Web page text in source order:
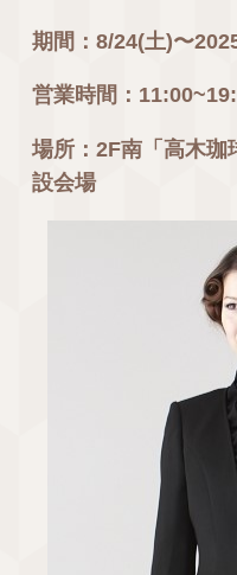
期間：8/24(土)〜
営業時間：
場所：2F南「 高木
設会場